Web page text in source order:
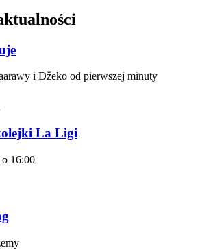
i Džeko od pierwszej minuty
La Ligi
16:00